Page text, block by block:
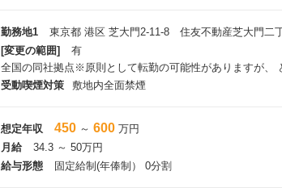
高校の先生/進路指導部に「Handy進路指導室」を紹介＆
電話営業が取得したアポからスタートし、先生の校内稟
学校の課題や方針に合わせ進路指導のDXを実現し、先生
・企業への活用支援
高校生採用を行う企業に、求人掲載・広告運用の提案や改
高校生に選ばれる企業づくりを共に進めます。
※高校生・先生・企業の三者をつなぎ、「良い会社に、良
★カスタマーサクセス
勤務地1
東京都 港区 芝大門2-11-8 住友不動産芝大門二
[変更の範囲]
有
全国の同社拠点※原則として転勤の可能性がありますが、
受動喫煙対策
敷地内全面禁煙
想定年収 450 ～ 600 万円
月給
34.3 ～ 50万円
給与形態
固定給制(年俸制） 0分割